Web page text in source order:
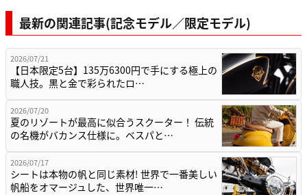
最新の関連記事(記念モデル／限定モデル)
2026/07/21
【日本限定5台】135万6300円で手にする極上の
職人技。黒と金で彩られたロ…
2026/07/20
夏のリゾートが最高に似合うスクーター！ 伝統
の名機がバカンス仕様に。ベスパと…
2026/07/17
シートは本物の帆と同じ素材! 世界で一番美しい
帆船をオマージュした、世界唯一…